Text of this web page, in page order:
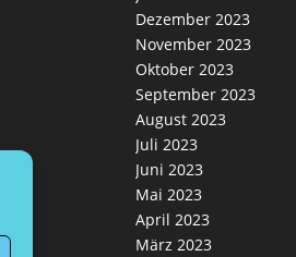
Dezember 2023
November 2023
Oktober 2023
September 2023
August 2023
Juli 2023
Juni 2023
Mai 2023
April 2023
März 2023